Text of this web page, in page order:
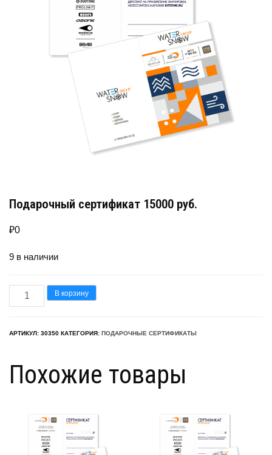
Подарочный сертификат 15000 руб.
₽0
9 в наличии
Количество
товара
руб.
В корзину
АРТИКУЛ: 30350 КАТЕГОРИЯ: ПОДАРОЧНЫЕ СЕРТИФИКАТЫ
Похожие товары